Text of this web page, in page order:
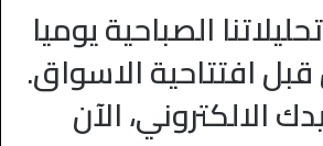
الصباحية يوميا
قبل افتتاحية الاسواق.
الالكتروني، الآن